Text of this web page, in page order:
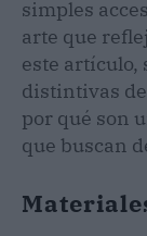
simples
arte que
este artículo,
distintivas
por qué son
que buscan